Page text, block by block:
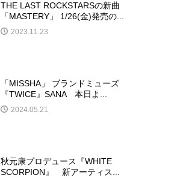
THE LAST ROCKSTARSの新曲
「MASTERY」 1/26(金)発売の...
2023.11.23
「MISSHA」 ブランドミューズ
『TWICE』SANA 本日よ...
2024.05.21
秋元康プロデュース『WHITE
SCORPION』 新アーティス...